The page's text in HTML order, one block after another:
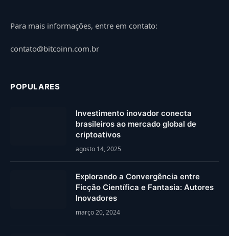
Para mais informações, entre em contato:
contato@bitcoinn.com.br
POPULARES
Investimento inovador conecta
brasileiros ao mercado global de
criptoativos
agosto 14, 2025
Explorando a Convergência entre
Ficção Científica e Fantasia: Autores
Inovadores
março 20, 2024